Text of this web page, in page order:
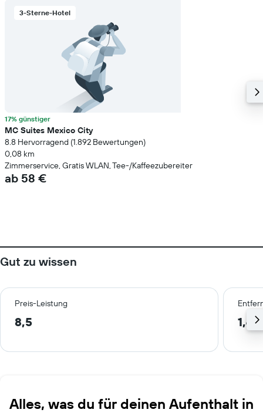
3-Sterne-Hotel
17% günstiger
MC Suites Mexico City
8.8 Hervorragend (1.892 Bewertungen)
0,08 km
Zimmerservice, Gratis WLAN, Tee-/Kaffeezubereiter
ab 58 €
Gut zu wissen
Preis-Leistung
8,5 1,4
Alles, was du für deinen Aufenthalt in